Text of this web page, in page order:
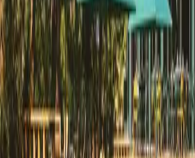
Naturéo Resort
70 Hectares & L'Océan
Tous les autres lieux de Dax - Côte Sud
Charente
Charente-Maritime GirondeLandes
GaronneBéarn Pays-Basque